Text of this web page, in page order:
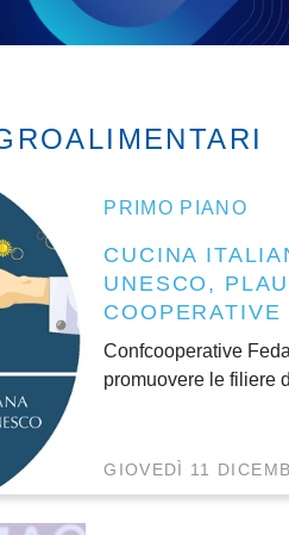
PRIMO PIANO
CUCINA
UNESCO,
COOPERATIVE
Confcooperative
promuovere le filiere
GIOVEDÌ 11